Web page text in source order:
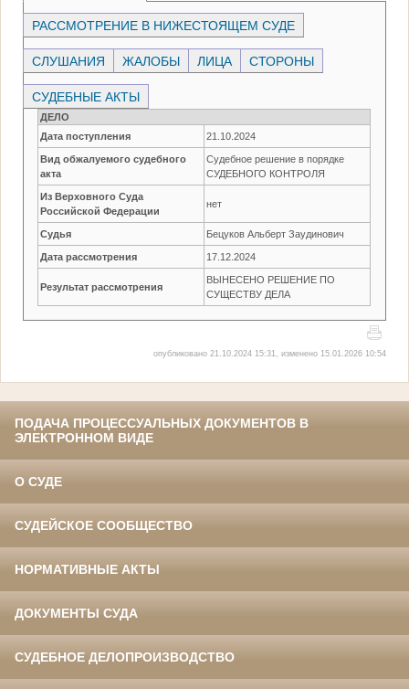
РАССМОТРЕНИЕ В НИЖЕСТОЯЩЕМ СУДЕ
СЛУШАНИЯ ЖАЛОБЫ ЛИЦА СТОРОНЫ
СУДЕБНЫЕ АКТЫ
ДЕЛО
Дата поступления
21.10.2024
Вид обжалуемого судебного
акта
Судебное решение в порядке
СУДЕБНОГО КОНТРОЛЯ
Из Верховного Суда
Российской Федерации
нет
Судья Бецуков Альберт Заудинович
Дата рассмотрения 17.12.2024
Результат рассмотрения
ВЫНЕСЕНО РЕШЕНИЕ ПО
СУЩЕСТВУ ДЕЛА
опубликовано 21.10.2024 15:31, изменено 15.01.2026 10:54
ПОДАЧА ПРОЦЕССУАЛЬНЫХ ДОКУМЕНТОВ В
ЭЛЕКТРОННОМ ВИДЕ
О СУДЕ
СУДЕЙСКОЕ СООБЩЕСТВО
НОРМАТИВНЫЕ АКТЫ
ДОКУМЕНТЫ СУДА
СУДЕБНОЕ ДЕЛОПРОИЗВОДСТВО